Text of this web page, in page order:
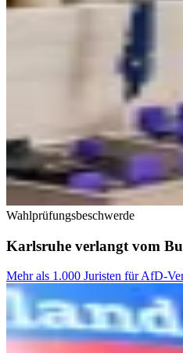
Wahlprüfungsbeschwerde
Karlsruhe verlangt vom
Mehr als 1.000 Juristen für AfD-